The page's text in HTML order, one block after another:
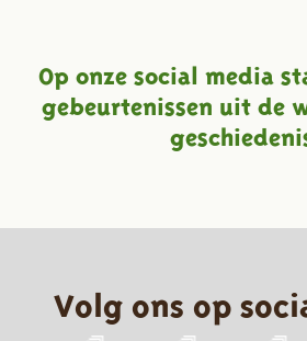
Op onze social media
gebeurtenissen uit de
Volg ons op